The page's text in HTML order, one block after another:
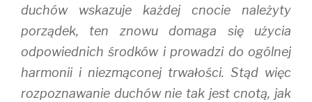
duchów wskazuje każdej cnocie należyty
porządek, ten znowu domaga się użycia
odpowiednich środków i prowadzi do ogólnej
harmonii i niezmąconej trwałości. Stąd więc
rozpoznawanie duchów nie tak jest cnotą, jak